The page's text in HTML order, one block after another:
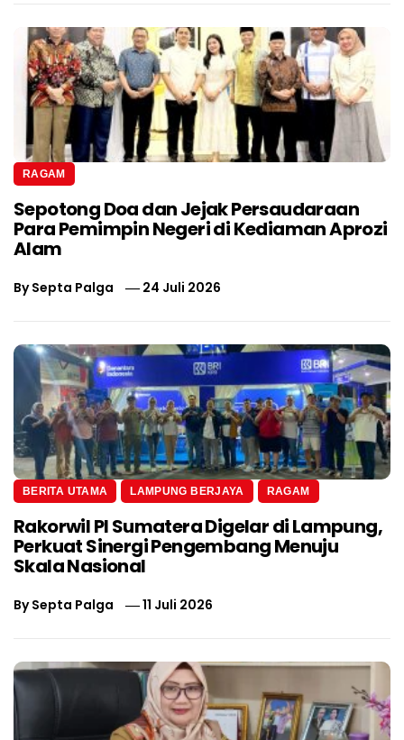
RAGAM
Sepotong Doa dan Jejak Persaudaraan
Para Pemimpin Negeri di Kediaman Aprozi
Alam
BySepta Palga 24 Juli 2026
BERITA UTAMA LAMPUNG BERJAYA RAGAM
Rakorwil PI Sumatera Digelar di Lampung,
Perkuat Sinergi Pengembang Menuju
Skala Nasional
BySepta Palga 11 Juli 2026